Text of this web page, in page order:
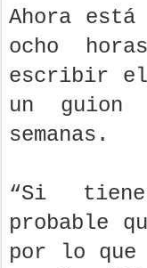
Ahora
ocho
escribir el
un
semanas.
“Si
probable
por lo que